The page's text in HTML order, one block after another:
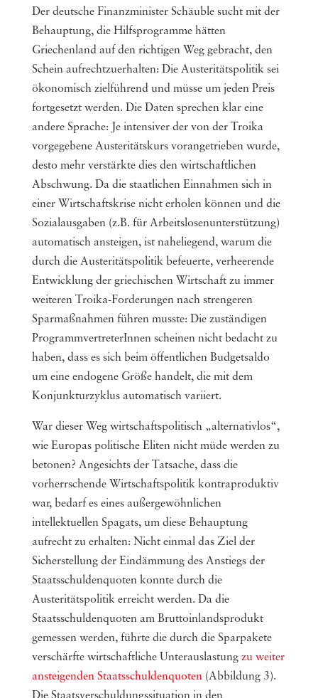
Der deutsche Finanzminister Schäuble sucht mit der
Behauptung, die Hilfsprogramme hätten
Griechenland auf den richtigen Weg gebracht, den
Schein aufrechtzuerhalten: Die Austeritätspolitik sei
ökonomisch zielführend und müsse um jeden Preis
fortgesetzt werden. Die Daten sprechen klar eine
andere Sprache: Je intensiver der von der Troika
vorgegebene Austeritätskurs vorangetrieben wurde,
desto mehr verstärkte dies den wirtschaftlichen
Abschwung. Da die staatlichen Einnahmen sich in
einer Wirtschaftskrise nicht erholen können und die
Sozialausgaben (z.B. für Arbeitslosenunterstützung)
automatisch ansteigen, ist naheliegend, warum die
durch die Austeritätspolitik befeuerte, verheerende
Entwicklung der griechischen Wirtschaft zu immer
weiteren Troika-Forderungen nach strengeren
Sparmaßnahmen führen musste: Die zuständigen
ProgrammvertreterInnen scheinen nicht bedacht zu
haben, dass es sich beim öffentlichen Budgetsaldo
um eine endogene Größe handelt, die mit dem
Konjunkturzyklus automatisch variiert.
War dieser Weg wirtschaftspolitisch „alternativlos“,
wie Europas politische Eliten nicht müde werden zu
betonen? Angesichts der Tatsache, dass die
vorherrschende Wirtschaftspolitik kontraproduktiv
war, bedarf es eines außergewöhnlichen
intellektuellen Spagats, um diese Behauptung
aufrecht zu erhalten: Nicht einmal das Ziel der
Sicherstellung der Eindämmung des Anstiegs der
Staatsschuldenquoten konnte durch die
Austeritätspolitik erreicht werden. Da die
Staatsschuldenquoten am Bruttoinlandsprodukt
gemessen werden, führte die durch die Sparpakete
verschärfte wirtschaftliche Unterauslastung zu weiter
ansteigenden Staatsschuldenquoten(Abbildung 3).
Die Staatsverschuldungssituation in den